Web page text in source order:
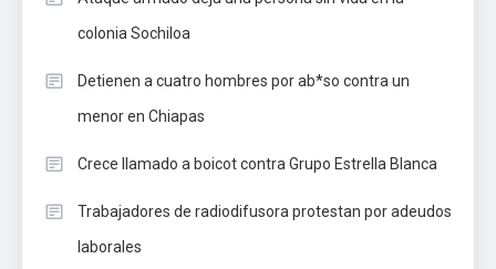
colonia Sochiloa
Detienen a cuatro hombres por ab*so contra un
menor en Chiapas
Crece llamado a boicot contra Grupo Estrella Blanca
Trabajadores de radiodifusora protestan por adeudos
laborales